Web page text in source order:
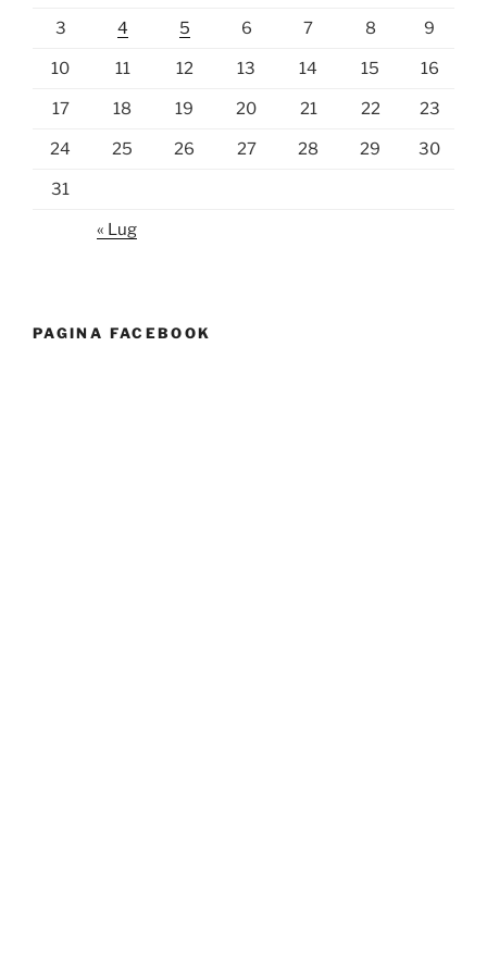
3 4 5 6 7 8 9
10 11 12 13 14 15 16
17 18 19 20 21 22 23
24 25 26 27 28 29 30
31
« Lug
PAGINA FACEBOOK